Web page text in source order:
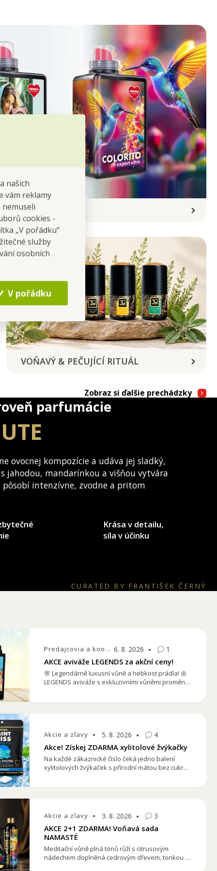
našich
vám reklamy
nemuseli
cookies -
„V pořádku“
služby
osobních
V pořádku
PRÁDLO
VOŇAVÝ & PEČUJÍCÍ RITUÁL
Zobraz si ďalšie prechádzky
CURATED BY FRANTIŠEK ČERNÝ
parfumácie
ovocnej kompozície a udáva jej sladký,
jahodou, mandarínkou a višňou vytvára
intenzívne, zvodne a pritom
Krása v detailu,
síla v účinku
Predajcovia a koordinátori 6. 8. 2026 1
AKCE aviváže LEGENDS za akční ceny!
🌸 Legendárně luxusní vůně a hebkost prádla! 🌼
LEGENDS aviváže s exkluzivními vůněmi promění
Akcie a zľavy 5. 8. 2026 4
Akce! Získej ZDARMA xylitolové žvýkačky
Na každé zákaznické číslo čeká jedno balení
xylitolových žvýkaček s přírodní mátou bez cukru
dříve ochutnáte.
Akcie a zľavy 3. 8. 2026 3
AKCE 2+1 ZDARMA! Voňavá sada
NAMASTÉ
Meditační vůně plná tónů růží s citrusovým
nádechem doplněná cedrovým dřevem, tonkou a